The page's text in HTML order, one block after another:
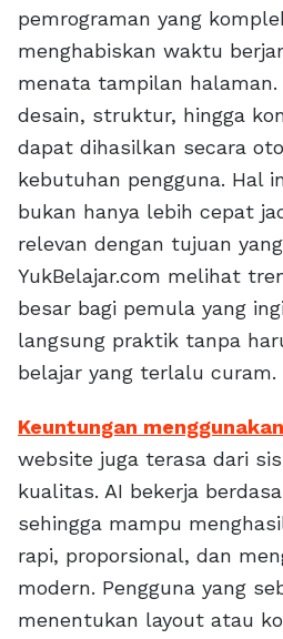
pemrograman yang
menghabiskan waktu
menata tampilan halaman.
desain, struktur, hingga
dapat dihasilkan secara
kebutuhan pengguna. Hal
bukan hanya lebih cepat
relevan dengan tujuan
YukBelajar.com melihat
besar bagi pemula yang
langsung praktik tanpa
belajar yang terlalu curam.
Keuntungan
website juga terasa dari
kualitas. AI bekerja
sehingga mampu
rapi, proporsional, dan
modern. Pengguna yang
menentukan layout atau